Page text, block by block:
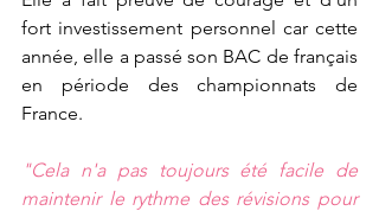
fort investissement personnel car cette
année, elle a passé son BAC de français
en période des championnats de
France.
"Cela n'a pas toujours été facile de
maintenir le rythme des révisions pour